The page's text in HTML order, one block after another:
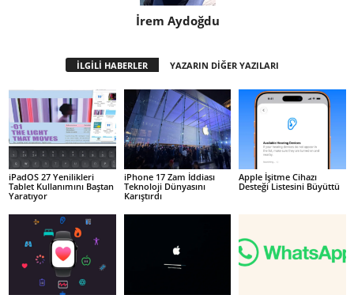
İrem Aydoğdu
İLGİLİ HABERLER YAZARIN DİĞER YAZILARI
iPadOS 27 Yenilikleri
Tablet Kullanımını Baştan
Yaratıyor
iPhone 17 Zam İddiası
Teknoloji Dünyasını
Karıştırdı
Apple İşitme Cihazı
Desteği Listesini Büyüttü